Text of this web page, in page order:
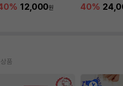
12,000원 40%
품